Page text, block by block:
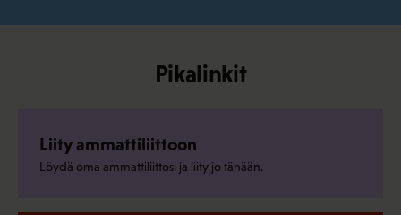
Pikalinkit
Liity ammattiliittoon
Löydä oma ammattiliittosi ja liity jo tänään.